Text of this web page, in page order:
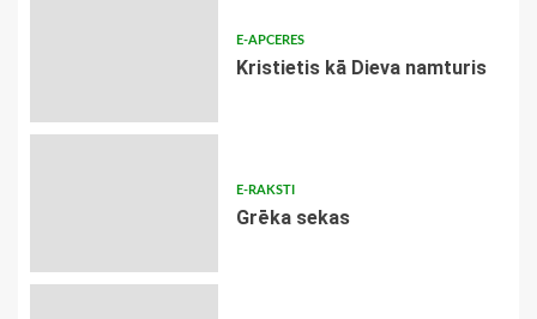
E-APCERES
Kristietis kā Dieva namturis
E-RAKSTI
Grēka sekas